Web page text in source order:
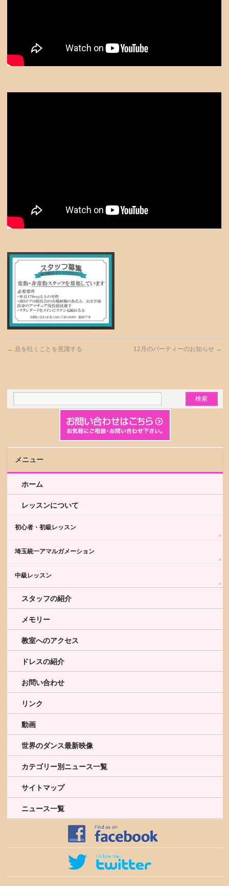
← 息を吐くことを意識する 12月のパーティーのお知らせ →
メニュー
ホーム
レッスンについて
初心者・初級レッスン
埼玉統一アマルガメーション
中級レッスン
スタッフの紹介
メモリー
教室へのアクセス
ドレスの紹介
お問い合わせ
リンク
動画
世界のダンス最新映像
カテゴリー別ニュース一覧
サイトマップ
ニュース一覧